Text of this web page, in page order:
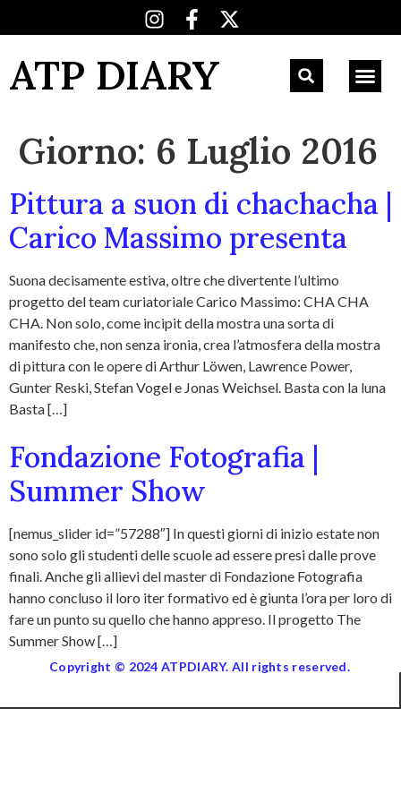
ATP DIARY
Giorno: 6 Luglio 2016
Pittura a suon di chachacha |
Carico Massimo presenta
Suona decisamente estiva, oltre che divertente l’ultimo
progetto del team curiatoriale Carico Massimo: CHA CHA
CHA. Non solo, come incipit della mostra una sorta di
manifesto che, non senza ironia, crea l’atmosfera della mostra
di pittura con le opere di Arthur Löwen, Lawrence Power,
Gunter Reski, Stefan Vogel e Jonas Weichsel. Basta con la luna
Basta […]
Fondazione Fotografia |
Summer Show
[nemus_slider id=”57288″] In questi giorni di inizio estate non
sono solo gli studenti delle scuole ad essere presi dalle prove
finali. Anche gli allievi del master di Fondazione Fotografia
hanno concluso il loro iter formativo ed è giunta l’ora per loro di
fare un punto su quello che hanno appreso. Il progetto The
Summer Show […]
Copyright © 2024 ATPDIARY. All rights reserved.